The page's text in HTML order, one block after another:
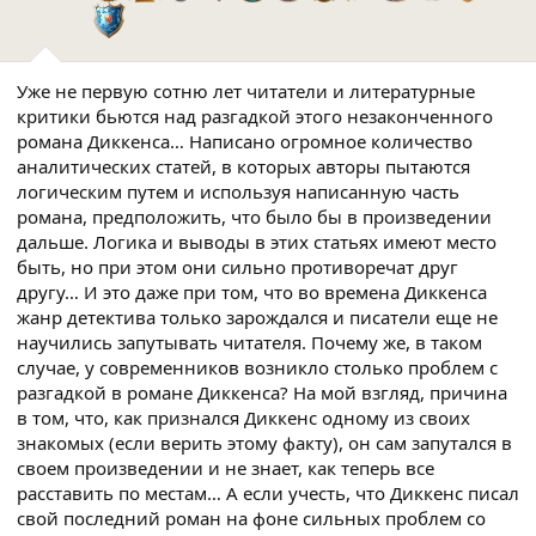
Уже не первую сотню лет читатели и литературные
критики бьются над разгадкой этого незаконченного
романа Диккенса… Написано огромное количество
аналитических статей, в которых авторы пытаются
логическим путем и используя написанную часть
романа, предположить, что было бы в произведении
дальше. Логика и выводы в этих статьях имеют место
быть, но при этом они сильно противоречат друг
другу… И это даже при том, что во времена Диккенса
жанр детектива только зарождался и писатели еще не
научились запутывать читателя. Почему же, в таком
случае, у современников возникло столько проблем с
разгадкой в романе Диккенса? На мой взгляд, причина
в том, что, как признался Диккенс одному из своих
знакомых (если верить этому факту), он сам запутался в
своем произведении и не знает, как теперь все
расставить по местам… А если учесть, что Диккенс писал
свой последний роман на фоне сильных проблем со